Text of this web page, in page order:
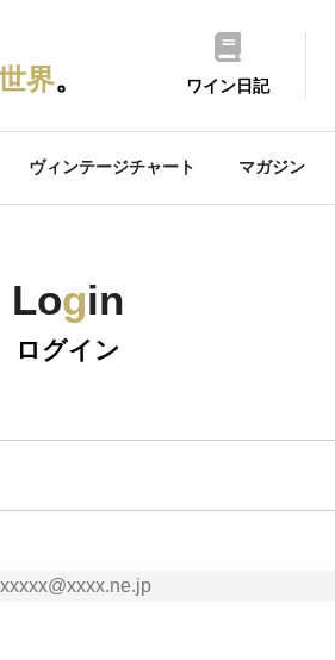
界。 ワイン日記
ヴィンテージチャート マガジン
Login
ログイン